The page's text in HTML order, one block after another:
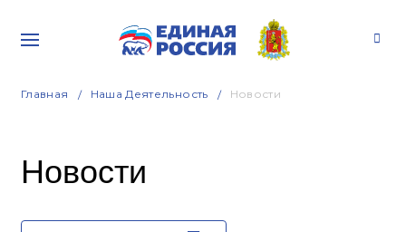
Главная Наша Деятельность Новости
Новости